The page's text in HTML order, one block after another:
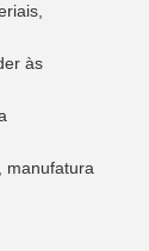
às
manufatura